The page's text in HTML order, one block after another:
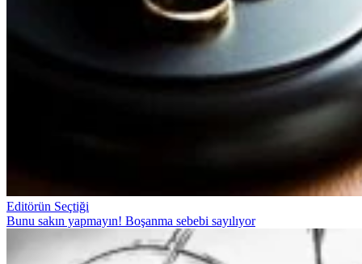
Editörün Seçtiği
Bunu sakın yapmayın! Boşanma sebebi sayılıyor